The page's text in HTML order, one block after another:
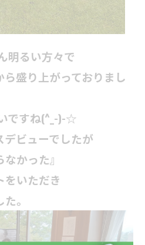
明るい方々で
盛り上がっておりまし
ですね(^_-)-☆
ビューでしたが
かった』
をいただき
。